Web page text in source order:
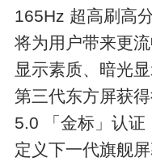
165Hz 超高刷高
将为用户带来更
显示素质、暗光
第三代东方屏获
5.0 「金标」认证
定义下一代旗舰